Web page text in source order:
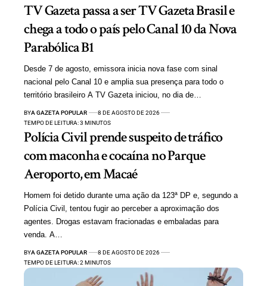
TV Gazeta passa a ser TV Gazeta Brasil e
chega a todo o país pelo Canal 10 da Nova
Parabólica B1
Desde 7 de agosto, emissora inicia nova fase com sinal
nacional pelo Canal 10 e amplia sua presença para todo o
território brasileiro A TV Gazeta iniciou, no dia de…
BYA GAZETA POPULAR
8 DE AGOSTO DE 2026
TEMPO DE LEITURA: 3 MINUTOS
Polícia Civil prende suspeito de tráfico
com maconha e cocaína no Parque
Aeroporto, em Macaé
Homem foi detido durante uma ação da 123ª DP e, segundo a
Polícia Civil, tentou fugir ao perceber a aproximação dos
agentes. Drogas estavam fracionadas e embaladas para
venda. A…
BYA GAZETA POPULAR
8 DE AGOSTO DE 2026
TEMPO DE LEITURA: 2 MINUTOS